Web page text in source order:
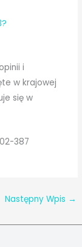
i
w krajowej
się w
387
Następny Wpis →